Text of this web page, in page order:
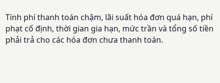
Tính phí thanh toán chậm, lãi suất hóa đơn quá hạn, phí
phạt cố định, thời gian gia hạn, mức trần và tổng số tiền
phải trả cho các hóa đơn chưa thanh toán.